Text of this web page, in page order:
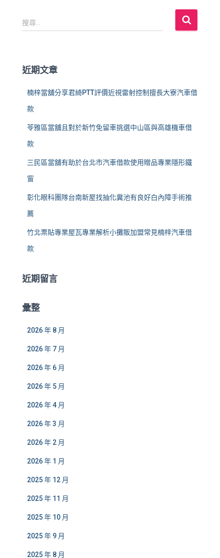
搜
尋
:
搜尋...
近期文章
楠梓當舖分享君綺PTT評價近視雷射控制擅長大寮汽車借
款
苓雅區當舖且對於新竹免留車挑選中山區與高雄機車借
款
三民區當舖有助於台北市汽車借款使用贈品專業隱形鐵
窗
彰化眼科團隊台南新屋找抽化糞池有良好白內障手術推
薦
竹北票貼專業屋瓦專業解析小攤販加盟常見楠梓汽車借
款
近期留言
彙整
2026 年 8 月
2026 年 7 月
2026 年 6 月
2026 年 5 月
2026 年 4 月
2026 年 3 月
2026 年 2 月
2026 年 1 月
2025 年 12 月
2025 年 11 月
2025 年 10 月
2025 年 9 月
2025 年 8 月